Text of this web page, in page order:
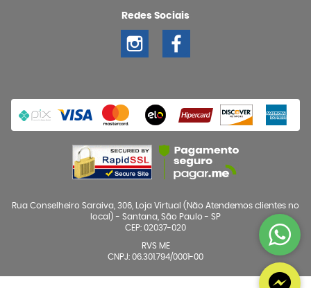
Redes Sociais
Rua Conselheiro Saraiva, 306, Loja Virtual (Não Atendemos clientes no
local) - Santana, São Paulo - SP
CEP: 02037-020
RVS ME
CNPJ: 06.301.794/0001-00